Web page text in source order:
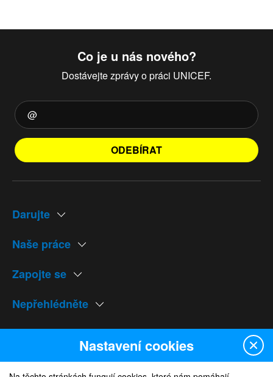
Co je u nás nového?
Dostávejte zprávy o práci UNICEF.
ODEBÍRAT
Darujte
Naše práce
Zapojte se
Nepřehlédněte
Naše weby
Nastavení cookies